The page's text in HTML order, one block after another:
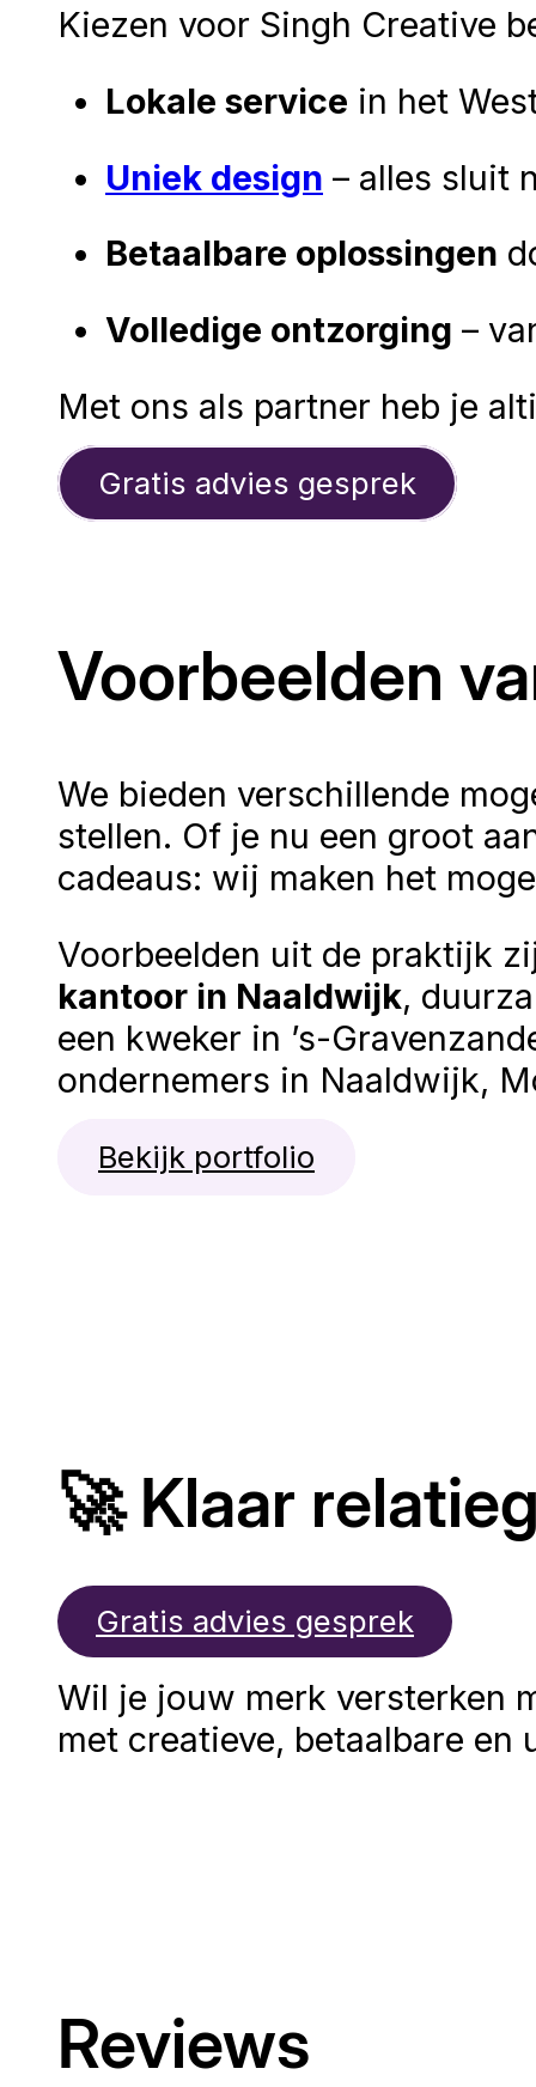
Kiezen voor Singh Creative
Lokale service in het
Uniek design – alles sluit
Betaalbare oplossingen
Volledige ontzorging –
Met ons als partner heb je
Gratis advies gesprek
Voorbeelden
We bieden verschillende
stellen. Of je nu een groot
cadeaus: wij maken het
Voorbeelden uit de praktijk
kantoor in Naaldwijk,
een kweker in ’s-
ondernemers in Naaldwijk,
Bekijk portfolio
🚀 Klaar
Gratis advies gesprek
Wil je jouw merk versterken
met creatieve, betaalbare
Reviews